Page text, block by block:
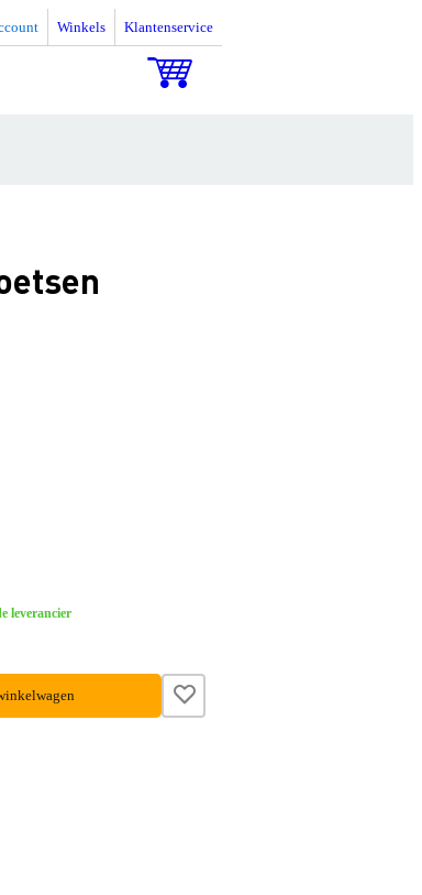
Winkels Klantenservice
leverancier